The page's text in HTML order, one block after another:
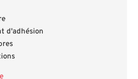
d'adhésion